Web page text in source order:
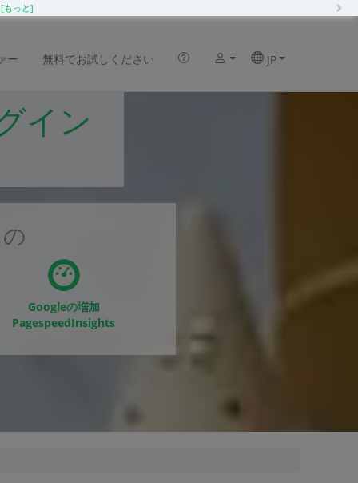
[もっと]
ー 無料でお試しください JP
イン
Googleの増加
PagespeedInsights